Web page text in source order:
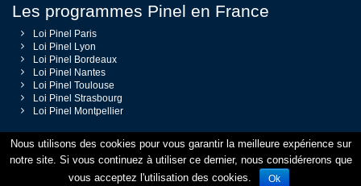
Les programmes Pinel en France
Loi Pinel Paris
Loi Pinel Lyon
Loi Pinel Bordeaux
Loi Pinel Nantes
Loi Pinel Toulouse
Loi Pinel Strasbourg
Loi Pinel Montpellier
© 2014 - 2026 Loi-Pinel-Info — Tous droits réservés
Nous utilisons des cookies pour vous garantir la meilleure expérience sur
notre site. Si vous continuez à utiliser ce dernier, nous considérerons que
vous acceptez l'utilisation des cookies.
Ok